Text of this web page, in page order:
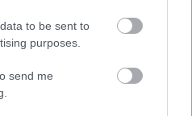
to be sent to
purposes.
send me